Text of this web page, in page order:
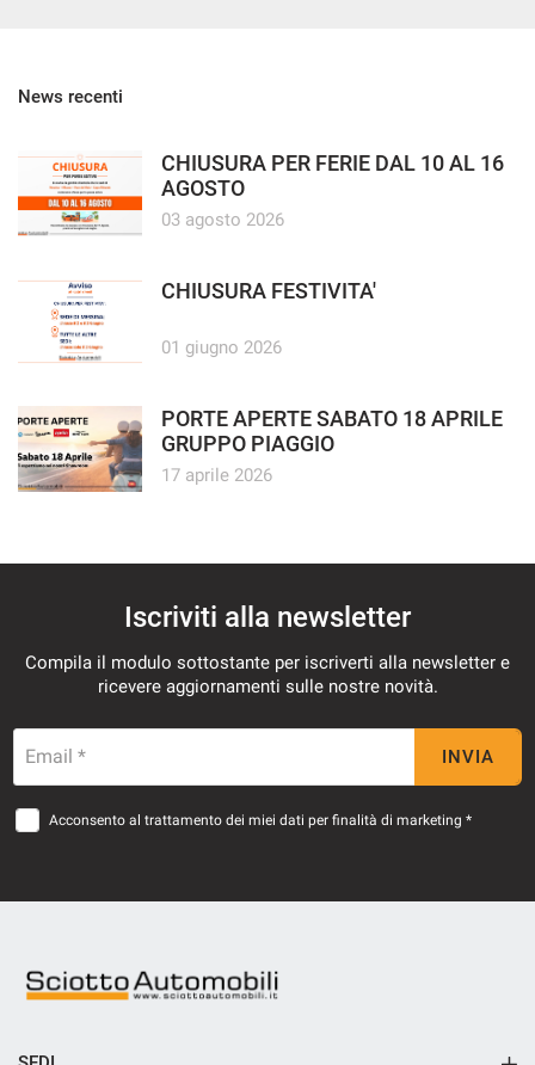
News recenti
CHIUSURA PER FERIE DAL 10 AL 16
AGOSTO
03 agosto 2026
CHIUSURA FESTIVITA'
01 giugno 2026
PORTE APERTE SABATO 18 APRILE
GRUPPO PIAGGIO
17 aprile 2026
Iscriviti alla newsletter
Compila il modulo sottostante per iscriverti alla newsletter e
ricevere aggiornamenti sulle nostre novità.
Email * INVIA
Acconsento al trattamento dei miei dati per finalità di marketing *